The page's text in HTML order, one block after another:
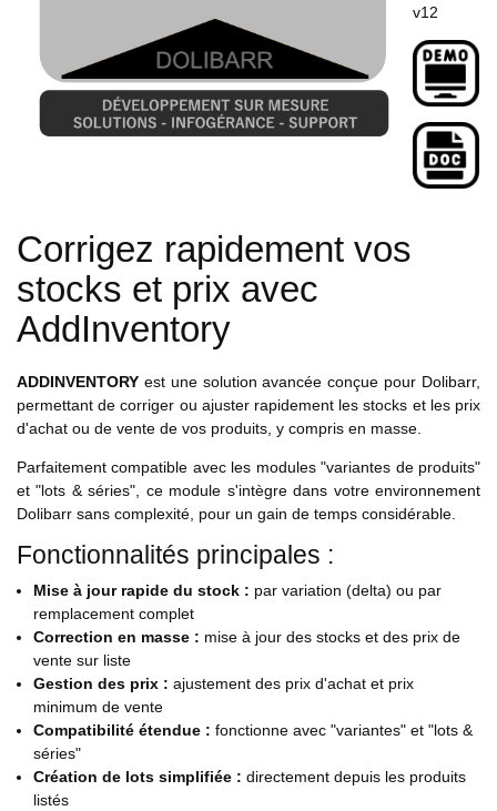
v12
Corrigez rapidement vos
stocks et prix avec
AddInventory
ADDINVENTORY est une solution avancée conçue pour Dolibarr,
permettant de corriger ou ajuster rapidement les stocks et les prix
d'achat ou de vente de vos produits, y compris en masse.
Parfaitement compatible avec les modules "variantes de produits"
et "lots & séries", ce module s'intègre dans votre environnement
Dolibarr sans complexité, pour un gain de temps considérable.
Fonctionnalités principales :
Mise à jour rapide du stock : par variation (delta) ou par
remplacement complet
Correction en masse : mise à jour des stocks et des prix de
vente sur liste
Gestion des prix : ajustement des prix d'achat et prix
minimum de vente
Compatibilité étendue : fonctionne avec "variantes" et "lots &
séries"
Création de lots simplifiée : directement depuis les produits
listés